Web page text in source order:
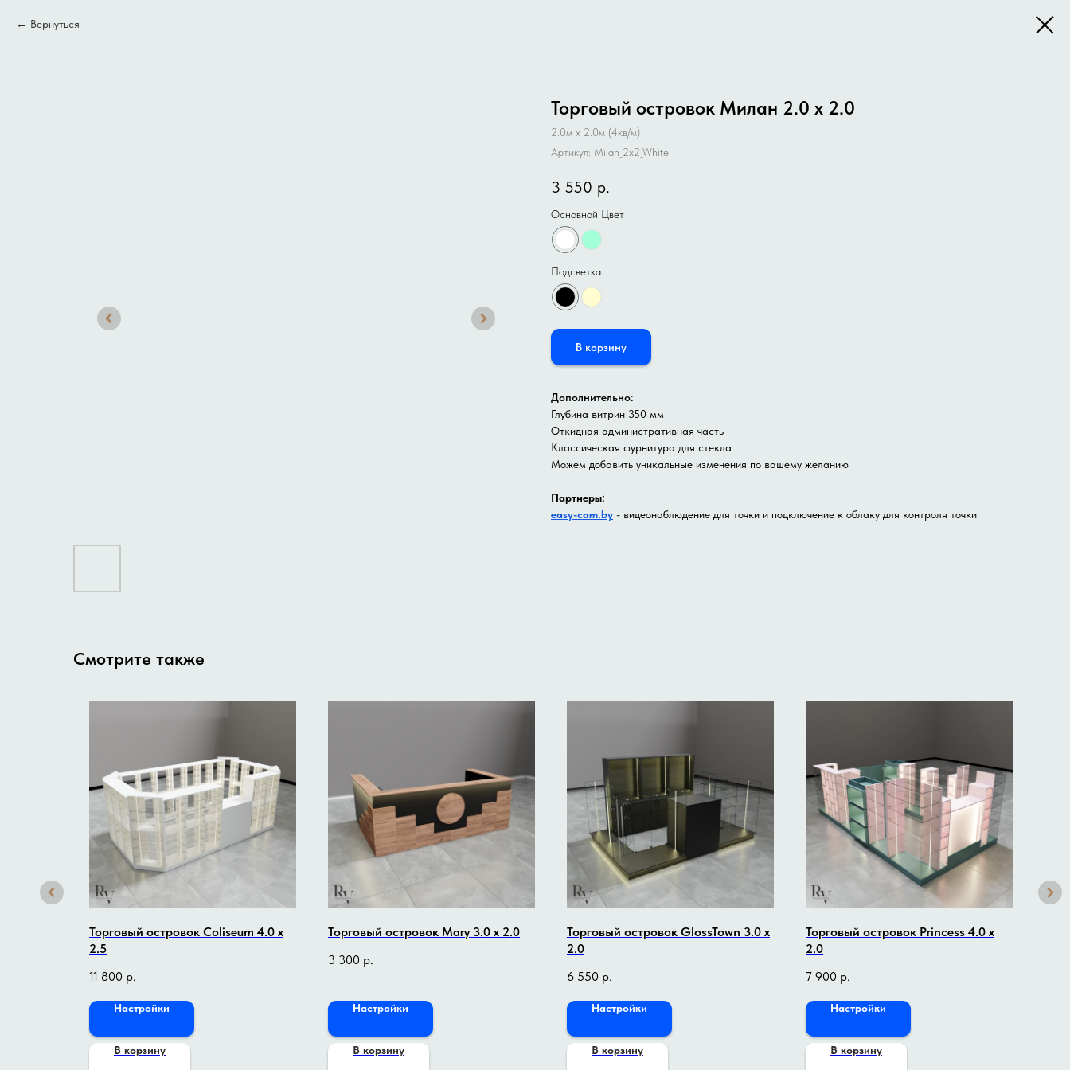
Вернуться
Торговый островок Милан 2.0 x 2.0
2.0м x 2.0м (4кв/м)
Артикул: Milan_2x2_White
3 550 р.
Основной Цвет
Подсветка
В корзину
Дополнительно:
Глубина витрин 350 мм
Откидная административная часть
Классическая фурнитура для стекла
Можем добавить уникальные изменения по вашему желанию
Партнеры:
easy-cam.by - видеонаблюдение для точки и подключение к облаку для контроля точки
Смотрите также
Торговый островок Coliseum 4.0 x
2.5
11 800 р.
Настройки
В корзину
Торговый островок Mary 3.0 x 2.0
3 300 р.
Настройки
В корзину
Торговый островок GlossTown 3.0 x
2.0
6 550 р.
Настройки
В корзину
Торговый островок Princess 4.0 x
2.0
7 900 р.
Настройки
В корзину